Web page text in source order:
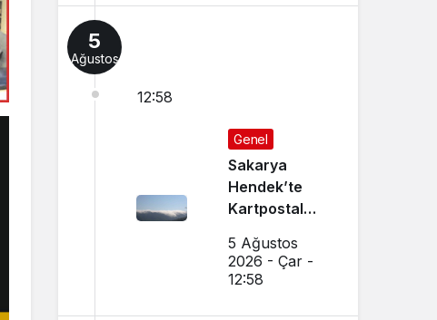
5
Ağustos
12:58
Genel
Sakarya
Hendek’te
Kartpostal
Büyüledi
5 Ağustos
2026 - Çar -
12:58